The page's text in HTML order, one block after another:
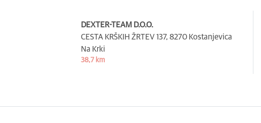
DEXTER-TEAM D.O.O.
CESTA KRŠKIH ŽRTEV 137, 8270 Kostanjevica
Na Krki
38,7 km